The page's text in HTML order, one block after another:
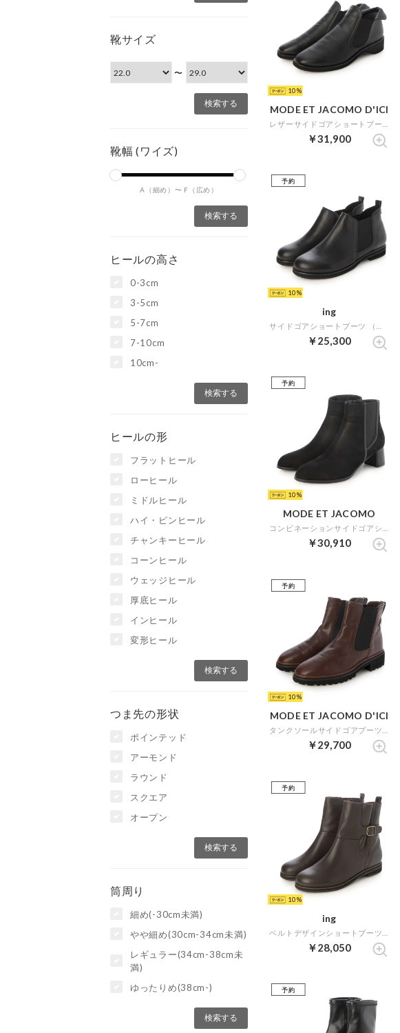
靴サイズ
〜
靴幅 (ワイズ)
A（細め）〜 F（広め）
ヒールの高さ
0-3cm
3-5cm
5-7cm
7-10cm
10cm-
ヒールの形
フラットヒール
ローヒール
ミドルヒール
ハイ・ピンヒール
チャンキーヒール
コーンヒール
ウェッジヒール
厚底ヒール
インヒール
変形ヒール
つま先の形状
ポインテッド
アーモンド
ラウンド
スクエア
オープン
筒周り
細め(-30cm未満)
やや細め(30cm-34cm未満)
レギュラー(34cm-38cm未
満)
ゆったりめ(38cm-)
10
MODE ET JACOMO D'ICI
￥31,900
予約
10
ing
￥25,300
予約
10
MODE ET JACOMO
￥30,910
予約
10
MODE ET JACOMO D'ICI
￥29,700
予約
10
ing
￥28,050
予約